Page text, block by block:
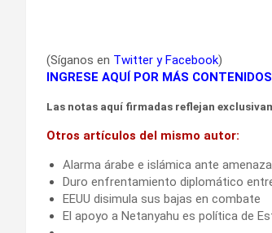
(Síganos en Twitter y Facebook)
INGRESE AQUÍ POR MÁS
Las notas aquí firmadas reflejan
Otros artículos del mismo autor:
Alarma árabe e islámica ante
Duro enfrentamiento diplomático
EEUU disimula sus bajas en combate
El apoyo a Netanyahu es política de